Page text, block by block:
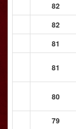
82
82
81
81
80
79